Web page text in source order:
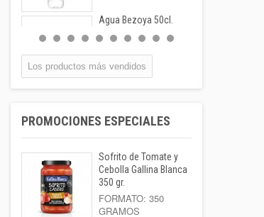
Agua Bezoya 50cl.
FORMATO:
0,55 €
Lata 33cl
Leche Coaliment
Semidesnatada
Botella 1l o...
1,02 €
Los productos más vendidos
PROMOCIONES ESPECIALES
Sofrito de Tomate y
Cebolla Gallina Blanca
350 gr.
FORMATO: 350
GRAMOS